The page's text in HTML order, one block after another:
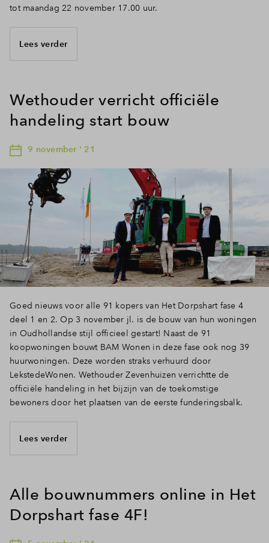
tot maandag 22 november 17.00 uur.
Lees verder
Wethouder verricht officiële
handeling start bouw
9 november ' 21
Goed nieuws voor alle 91 kopers van Het Dorpshart fase 4
deel 1 en 2. Op 3 november jl. is de bouw van hun woningen
in Oudhollandse stijl officieel gestart! Naast de 91
koopwoningen bouwt BAM Wonen in deze fase ook nog 39
huurwoningen. Deze worden straks verhuurd door
LekstedeWonen. Wethouder Zevenhuizen verrichtte de
officiële handeling in het bijzijn van de toekomstige
bewoners door het plaatsen van de eerste funderingsbalk.
Lees verder
Alle bouwnummers online in Het
Dorpshart fase 4F!